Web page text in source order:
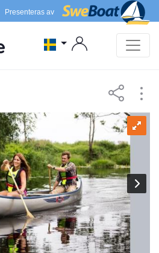
Presenteras av